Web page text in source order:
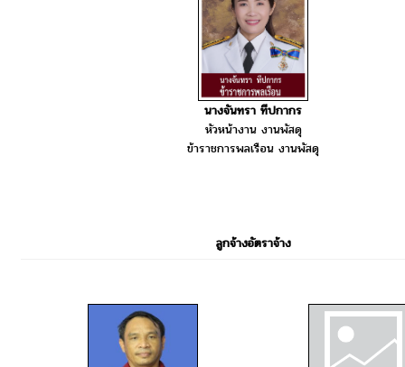
นางจันทรา ทีปกากร
หัวหน้างาน งานพัสดุ
ข้าราชการพลเรือน งานพัสดุ
ลูกจ้างอัตราจ้าง